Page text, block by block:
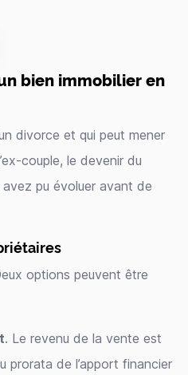
bien immobilier en
divorce et qui peut mener
couple, le devenir du
pu évoluer avant de
options peuvent être
. Le revenu de la vente est
prorata de l’apport financier